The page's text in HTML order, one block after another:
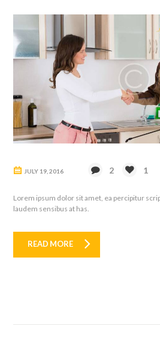
JULY 19, 2016 2 1
Lorem ipsum dolor sit amet, ea percipitur
laudem sensibus at has.
READ MORE